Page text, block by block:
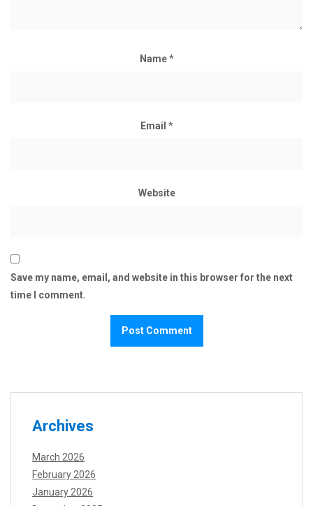
Name*
Email *
Website
Save my name, email, and website in this browser for the next
time I comment.
Archives
March 2026
February 2026
January 2026